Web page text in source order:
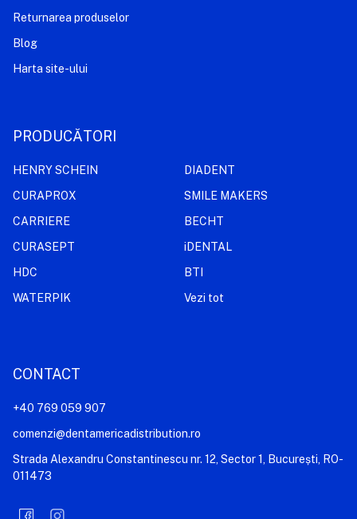
Returnarea produselor
Blog
Harta site-ului
PRODUCĂTORI
HENRY SCHEIN
CURAPROX
CARRIERE
CURASEPT
HDC
WATERPIK
DIADENT
SMILE MAKERS
BECHT
iDENTAL
BTI
Vezi tot
CONTACT
+40 769 059 907
comenzi@dentamericadistribution.ro
Strada Alexandru Constantinescu nr. 12, Sector 1, București, RO-
011473